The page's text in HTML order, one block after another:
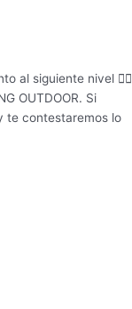
al siguiente nivel 🏋️‍♂️
OUTDOOR. Si
te contestaremos lo